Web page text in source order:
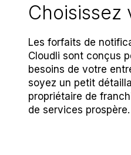
Choisissez
Les forfaits de
Cloudli sont conçus
besoins de votre
soyez un petit
propriétaire de
de services prospère.